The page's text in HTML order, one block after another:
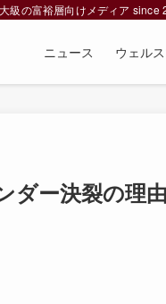
級の富裕層向けメディア since
ニュース ウェル
ダー決裂の理由